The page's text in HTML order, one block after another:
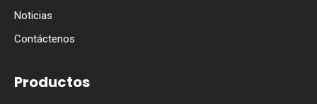
Noticias
Contáctenos
Productos